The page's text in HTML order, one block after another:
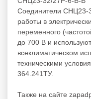
Соединители СНЦ23-
работы в
переменного
до 700 В и
всеклиматическом
техническими
364.241ТУ.
Также на сайте